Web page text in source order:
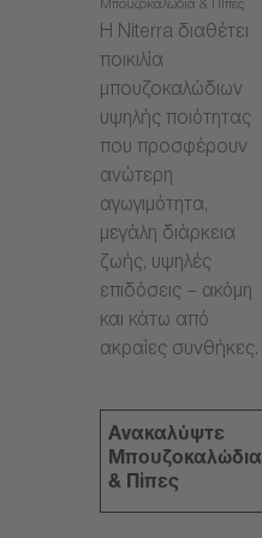
Μπουζοκαλώδια & Πίπες
Η Niterra διαθέτει
ποικιλία
μπουζοκαλώδιων
υψηλής ποιότητας
που προσφέρουν
ανώτερη
αγωγιμότητα,
μεγάλη διάρκεια
ζωής, υψηλές
επιδόσεις – ακόμη
και κάτω από
ακραίες συνθήκες.
Ανακαλύψτε
Μπουζοκαλώδια
& Πίπες